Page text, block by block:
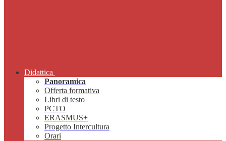
Didattica
Panoramica
Offerta formativa
Libri di testo
PCTO
ERASMUS+
Progetto Intercultura
Orari